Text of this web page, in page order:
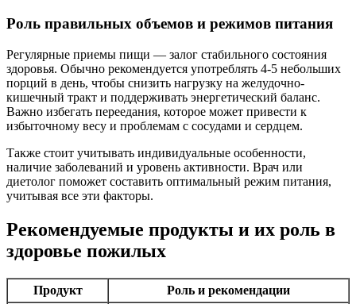
Роль правильных объемов и режимов питания
Регулярные приемы пищи — залог стабильного состояния
здоровья. Обычно рекомендуется употреблять 4-5 небольших
порций в день, чтобы снизить нагрузку на желудочно-
кишечный тракт и поддерживать энергетический баланс.
Важно избегать переедания, которое может привести к
избыточному весу и проблемам с сосудами и сердцем.
Также стоит учитывать индивидуальные особенности,
наличие заболеваний и уровень активности. Врач или
диетолог поможет составить оптимальный режим питания,
учитывая все эти факторы.
Рекомендуемые продукты и их роль в
здоровье пожилых
Продукт
Роль и рекомендации